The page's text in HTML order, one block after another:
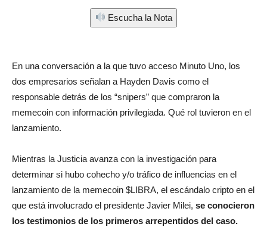
Escucha la Nota
En una conversación a la que tuvo acceso Minuto Uno, los
dos empresarios señalan a Hayden Davis como el
responsable detrás de los “snipers” que compraron la
memecoin con información privilegiada. Qué rol tuvieron en el
lanzamiento.
Mientras la Justicia avanza con la investigación para
determinar si hubo cohecho y/o tráfico de influencias en el
lanzamiento de la memecoin $LIBRA, el escándalo cripto en el
que está involucrado el presidente Javier Milei, se conocieron
los testimonios de los primeros arrepentidos del caso.